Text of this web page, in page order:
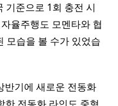
기준으로 1회 충전 시
율주행도 모멘타와 협
모습을 볼 수가 있었습
반기에 새로운 전동화